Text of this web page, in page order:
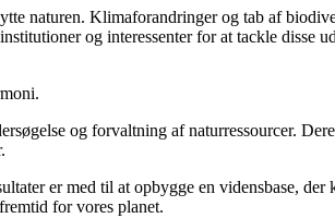
naturen. Klimaforandringer og tab af
og interessenter for at tackle disse
og forvaltning af naturressourcer.
er med til at opbygge en vidensbase, der
for vores planet.